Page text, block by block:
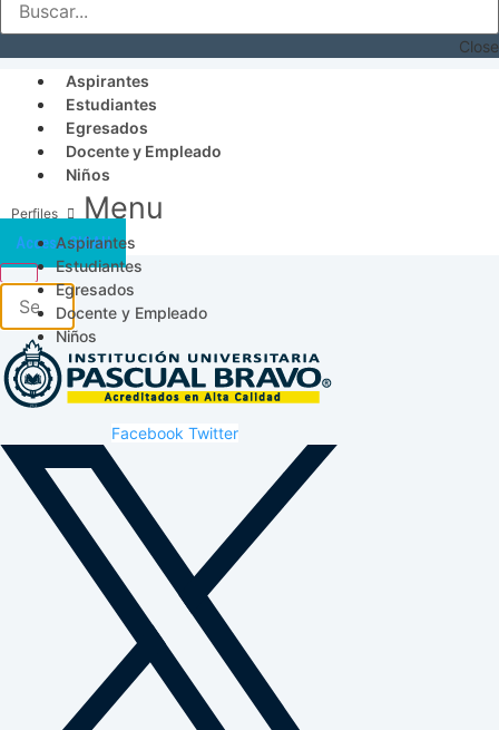
Close
Aspirantes
Estudiantes
Egresados
Docente y Empleado
Niños
Menu
Aspirantes
Estudiantes
Egresados
Docente y Empleado
Niños
Acceso SICAU
Facebook Twitter